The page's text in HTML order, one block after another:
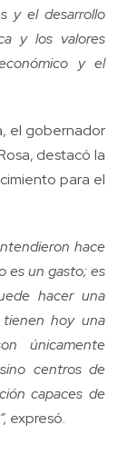
y el desarrollo
y los valores
y el
el gobernador
destacó la
para el
hace
es un gasto; es
hacer una
tienen hoy una
únicamente
centros de
capaces de
expresó.